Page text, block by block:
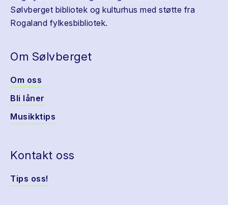
Sølvberget bibliotek og kulturhus med støtte fra
Rogaland fylkesbibliotek.
Om Sølvberget
Om oss
Bli låner
Musikktips
Kontakt oss
Tips oss!